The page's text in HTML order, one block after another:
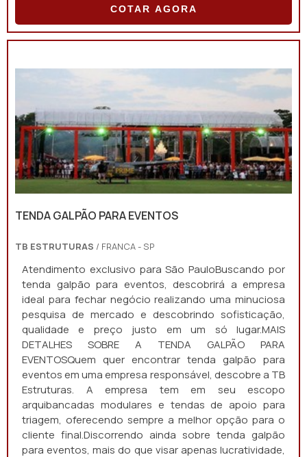
COTAR AGORA
TENDA GALPÃO PARA EVENTOS
TB ESTRUTURAS / FRANCA - SP
Atendimento exclusivo para São PauloBuscando por
tenda galpão para eventos, descobrirá a empresa
ideal para fechar negócio realizando uma minuciosa
pesquisa de mercado e descobrindo sofisticação,
qualidade e preço justo em um só lugar.MAIS
DETALHES SOBRE A TENDA GALPÃO PARA
EVENTOSQuem quer encontrar tenda galpão para
eventos em uma empresa responsável, descobre a TB
Estruturas. A empresa tem em seu escopo
arquibancadas modulares e tendas de apoio para
triagem, oferecendo sempre a melhor opção para o
cliente final.Discorrendo ainda sobre tenda galpão
para eventos, mais do que visar apenas lucratividade,